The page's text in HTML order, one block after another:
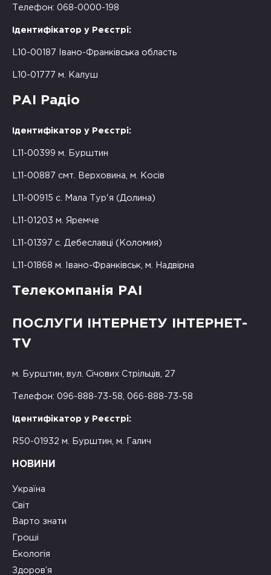
Телефон: 068-0000-198
Ідентифікатор у Реєстрі:
L10-00187 Івано-Франківська область
L10-01777 м. Калуш
РАІ Радіо
Ідентифікатор у Реєстрі:
L11-00399 м. Бурштин
L11-00887 смт. Верховина, м. Косів
L11-00915 с. Мала Тур'я (Долина)
L11-01203 м. Яремче
L11-01397 с. Дебеславці (Коломия)
L11-01868 м. Івано-Франківськ, м. Надвірна
Телекомпанія РАІ
ПОСЛУГИ ІНТЕРНЕТУ ІНТЕРНЕТ-
TV
м. Бурштин, вул. Січових Стрільців, 27
Телефон: 096-888-73-58, 066-888-73-58
Ідентифікатор у Реєстрі:
R50-01932 м. Бурштин, м. Галич
НОВИНИ
Україна
Світ
Варто знати
Гроші
Екологія
Здоров’я